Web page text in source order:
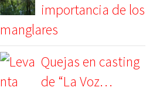
importancia de los
manglares
Quejas en casting
de “La Voz…